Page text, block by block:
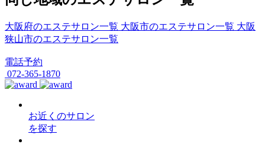
大阪府のエステサロン一覧 大阪市のエステサロン一覧 大阪
狭山市のエステサロン一覧
電話予約
072-365-1870
お近くのサロン
を探す